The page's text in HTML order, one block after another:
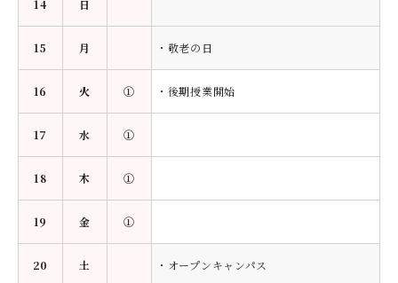
14 日
15 月 ・敬老の日
16 火 ① ・後期授業開始
17 水 ①
18 木 ①
19 金 ①
20 土 ・オープンキャンパス